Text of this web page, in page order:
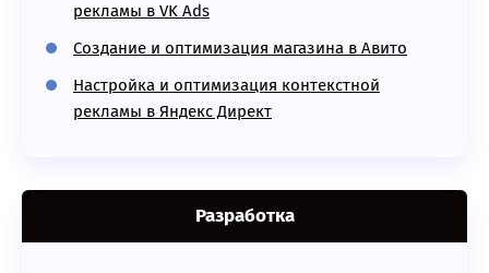
рекламы в VK Ads
Создание и оптимизация магазина в Авито
Настройка и оптимизация контекстной
рекламы в Яндекс Директ
Разработка